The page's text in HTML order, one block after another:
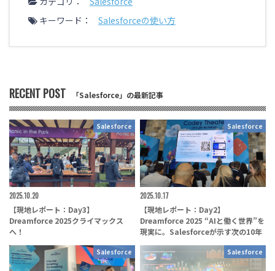
キーワード：
Salesforceの使い方
RECENT POST 「Salesforce」の最新記事
Salesforce
2025.10.20
【現地レポート：Day3】
Dreamforce 2025クライマックス
へ！
Salesforce
2025.10.17
【現地レポート：Day2】
Dreamforce 2025 “AIと働く世界”を
現実に。Salesforceが示す次の10年
Salesforce Salesforce